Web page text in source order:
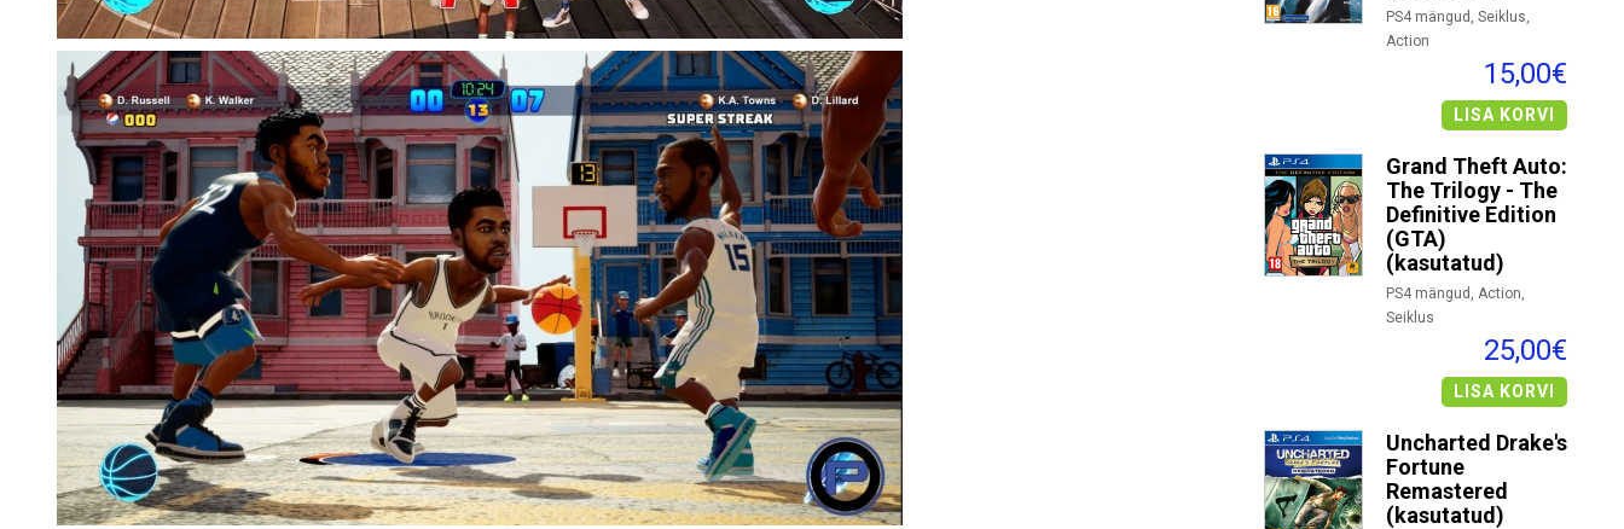
PS4 mängud, Seiklus,
Action
15,00€
LISA KORVI
Grand Theft Auto:
The Trilogy - The
Definitive Edition
(GTA)
(kasutatud)
PS4 mängud, Action,
Seiklus
25,00€
LISA KORVI
Uncharted Drake's
Fortune
Remastered
(kasutatud)